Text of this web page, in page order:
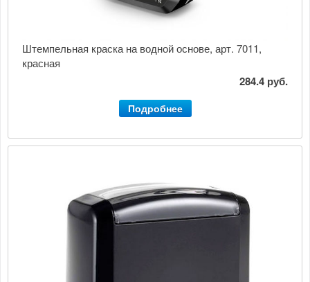
Штемпельная краска на водной основе, арт. 7011,
красная
284.4 руб.
Подробнее